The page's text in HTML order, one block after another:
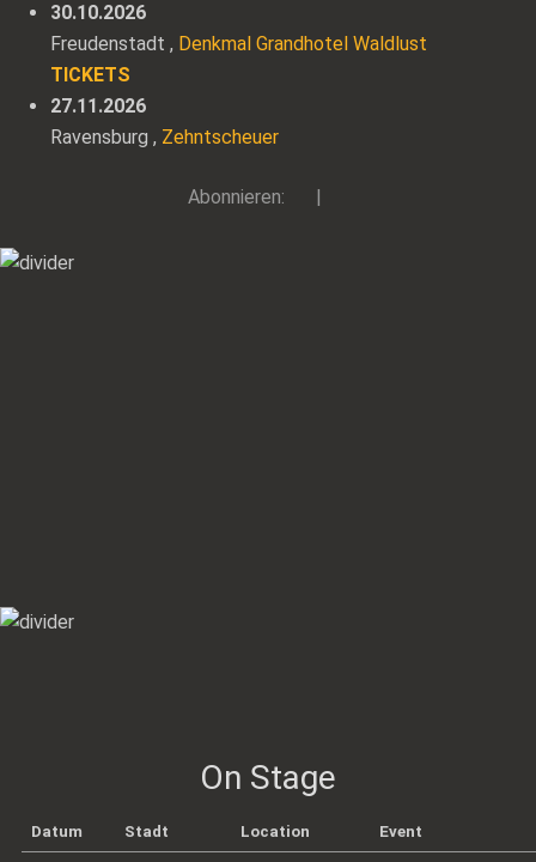
30.10.2026
Freudenstadt , Denkmal Grandhotel Waldlust
TICKETS
27.11.2026
Ravensburg , Zehntscheuer
Abonnieren: |
On Stage
Datum Stadt Location Event